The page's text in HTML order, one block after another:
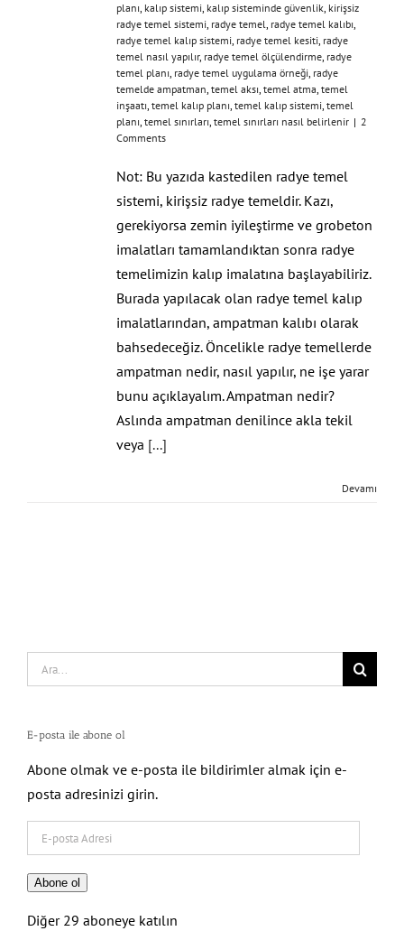
planı, kalıp sistemi, kalıp sisteminde güvenlik, kirişsiz
radye temel sistemi, radye temel, radye temel kalıbı,
radye temel kalıp sistemi, radye temel kesiti, radye
temel nasıl yapılır, radye temel ölçülendirme, radye
temel planı, radye temel uygulama örneği, radye
temelde ampatman, temel aksı, temel atma, temel
inşaatı, temel kalıp planı, temel kalıp sistemi, temel
planı, temel sınırları, temel sınırları nasıl belirlenir | 2
Comments
Not: Bu yazıda kastedilen radye temel
sistemi, kirişsiz radye temeldir. Kazı,
gerekiyorsa zemin iyileştirme ve grobeton
imalatları tamamlandıktan sonra radye
temelimizin kalıp imalatına başlayabiliriz.
Burada yapılacak olan radye temel kalıp
imalatlarından, ampatman kalıbı olarak
bahsedeceğiz. Öncelikle radye temellerde
ampatman nedir, nasıl yapılır, ne işe yarar
bunu açıklayalım. Ampatman nedir?
Aslında ampatman denilince akla tekil
veya [...]
Devamı
Search
for:
E-posta ile abone ol
Abone olmak ve e-posta ile bildirimler almak için e-
posta adresinizi girin.
posta
Adresi
Abone ol
Diğer 29 aboneye katılın